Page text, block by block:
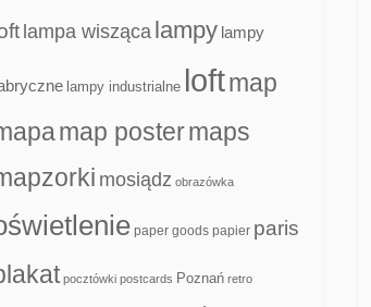
lampa wisząca lampy lampy
lampy industrialne loftmap
map postermaps
mosiądz obrazówka
paper goods papier paris
pocztówki postcards Poznań retro